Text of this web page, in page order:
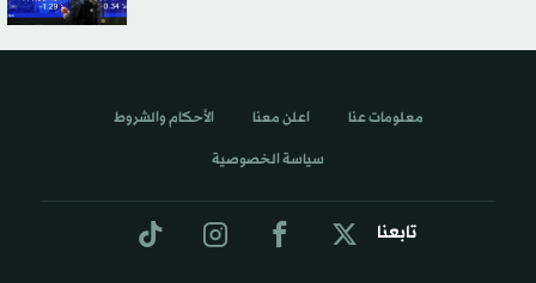
تابعنا
معلومات عنا اعلن معنا الأحكام والشروط
سياسة الخصوصية